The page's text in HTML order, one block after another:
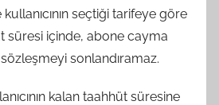
seçtiği tarifeye göre
süresi içinde, abone cayma
sonlandıramaz.
kalan taahhüt süresine